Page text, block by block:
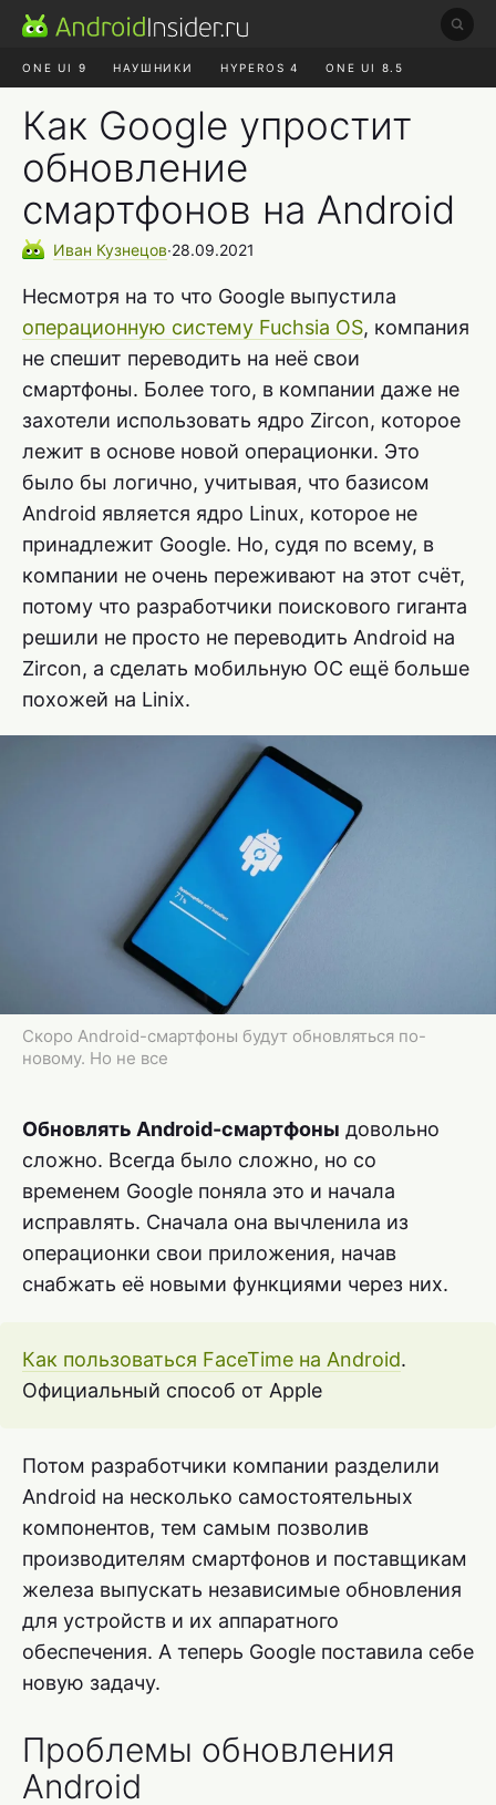
ONE UI 9 НАУШНИКИ HYPEROS 4 ONE UI 8.5
Как Google упростит
обновление
смартфонов на Android
Иван Кузнецов∙28.09.2021
Несмотря на то что Google выпустила
операционную систему Fuchsia OS, компания
не спешит переводить на неё свои
смартфоны. Более того, в компании даже не
захотели использовать ядро Zircon, которое
лежит в основе новой операционки. Это
было бы логично, учитывая, что базисом
Android является ядро Linux, которое не
принадлежит Google. Но, судя по всему, в
компании не очень переживают на этот счёт,
потому что разработчики поискового гиганта
решили не просто не переводить Android на
Zircon, а сделать мобильную ОС ещё больше
похожей на Linix.
Скоро Android-смартфоны будут обновляться по-
новому. Но не все
Обновлять Android-смартфоны довольно
сложно. Всегда было сложно, но со
временем Google поняла это и начала
исправлять. Сначала она вычленила из
операционки свои приложения, начав
снабжать её новыми функциями через них.
Как пользоваться FaceTime на Android.
Официальный способ от Apple
Потом разработчики компании разделили
Android на несколько самостоятельных
компонентов, тем самым позволив
производителям смартфонов и поставщикам
железа выпускать независимые обновления
для устройств и их аппаратного
обеспечения. А теперь Google поставила себе
новую задачу.
Проблемы обновления
Android